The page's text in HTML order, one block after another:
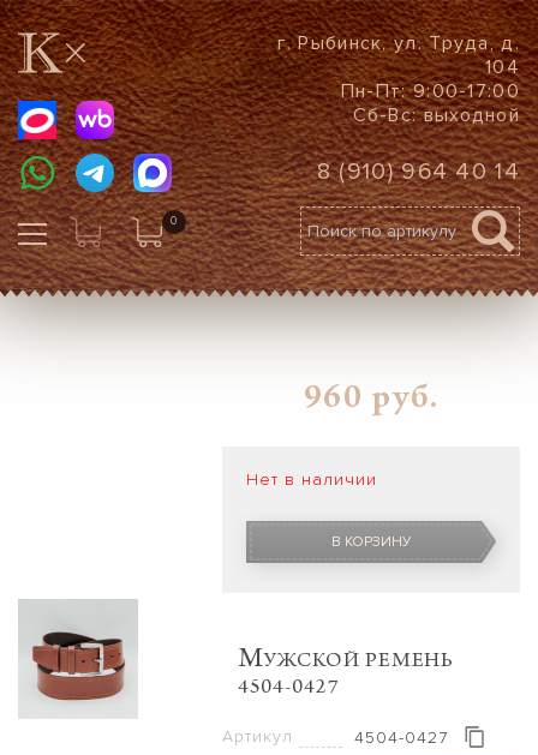
г. Рыбинск, ул. Труда, д.
104
Пн-Пт: 9:00-17:00
Сб-Вс: выходной
8 (910) 964 40 14
0
MУЖСКОЙ РЕМЕНЬ
4504-0427
960 руб.
Артикул
4504-0427
Нет в наличии
В КОРЗИНУ